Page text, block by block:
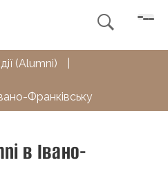

(Alumni)
Франківську
в Івано-